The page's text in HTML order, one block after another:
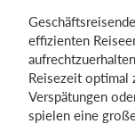
effizienten
Reisezeit optimal
Verspätungen
spielen eine